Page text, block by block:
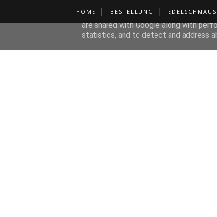
HOME BESTELLUNG EDELSCHMAUS
This site uses cookies from Google to
are shared with Google along with
statistics, and to detect and address